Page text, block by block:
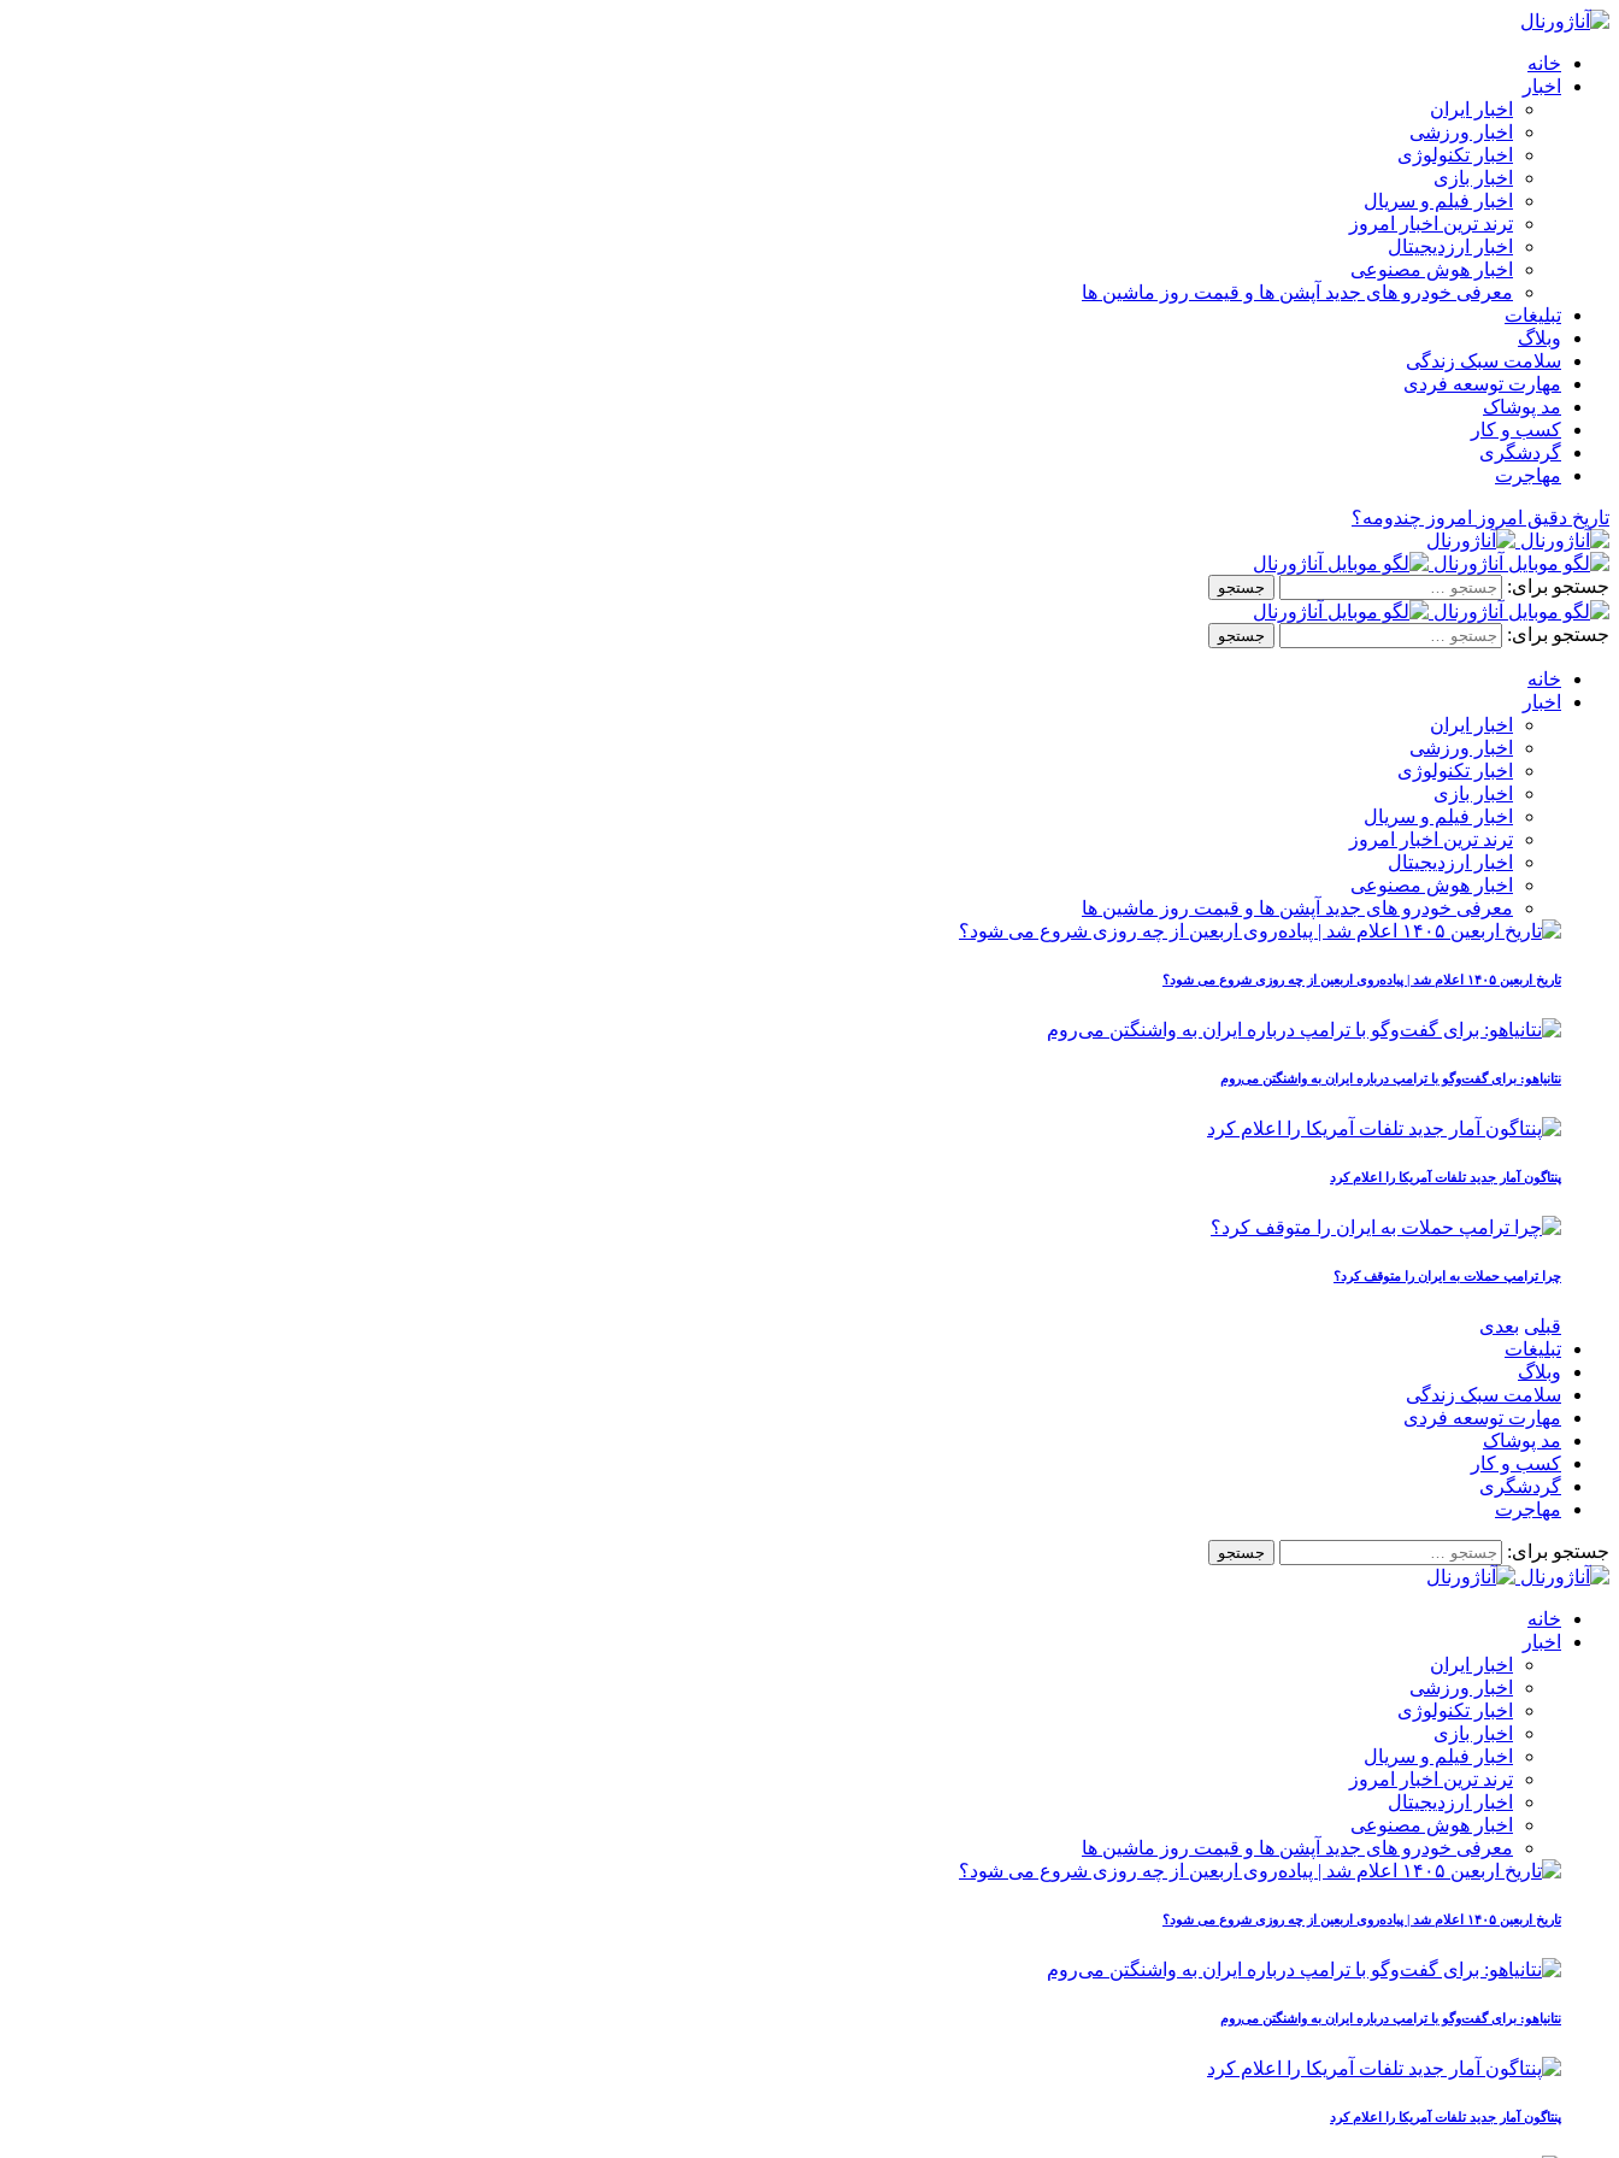
خانه
اخبار
اخبار ایران
اخبار ورزشی
اخبار تکنولوژی
اخبار بازی
اخبار فیلم و سریال
ترند ترین اخبار امروز
اخبار ارزدیجیتال
اخبار هوش مصنوعی
معرفی خودرو های جدید آپشن‌ ها و قیمت روز ماشین‌ ها
تبلیغات
وبلاگ
سلامت سبک زندگی
مهارت توسعه فردی
مد پوشاک
کسب و کار
گردشگری
مهاجرت
تاریخ دقیق امروز امروز چندومه؟
جستجو برای:
جستجو برای:
خانه
اخبار
اخبار ایران
اخبار ورزشی
اخبار تکنولوژی
اخبار بازی
اخبار فیلم و سریال
ترند ترین اخبار امروز
اخبار ارزدیجیتال
اخبار هوش مصنوعی
معرفی خودرو های جدید آپشن‌ ها و قیمت روز ماشین‌ ها
تاریخ اربعین ۱۴۰۵ اعلام شد | پیاده‌روی اربعین از چه روزی شروع می‌ شود؟
نتانیاهو: برای گفت‌وگو با ترامپ درباره ایران به واشنگتن می‌روم
پنتاگون آمار جدید تلفات آمریکا را اعلام کرد
چرا ترامپ حملات به ایران را متوقف کرد؟
قبلی بعدی
تبلیغات
وبلاگ
سلامت سبک زندگی
مهارت توسعه فردی
مد پوشاک
کسب و کار
گردشگری
مهاجرت
جستجو برای:
خانه
اخبار
اخبار ایران
اخبار ورزشی
اخبار تکنولوژی
اخبار بازی
اخبار فیلم و سریال
ترند ترین اخبار امروز
اخبار ارزدیجیتال
اخبار هوش مصنوعی
معرفی خودرو های جدید آپشن‌ ها و قیمت روز ماشین‌ ها
تاریخ اربعین ۱۴۰۵ اعلام شد | پیاده‌روی اربعین از چه روزی شروع می‌ شود؟
نتانیاهو: برای گفت‌وگو با ترامپ درباره ایران به واشنگتن می‌روم
پنتاگون آمار جدید تلفات آمریکا را اعلام کرد